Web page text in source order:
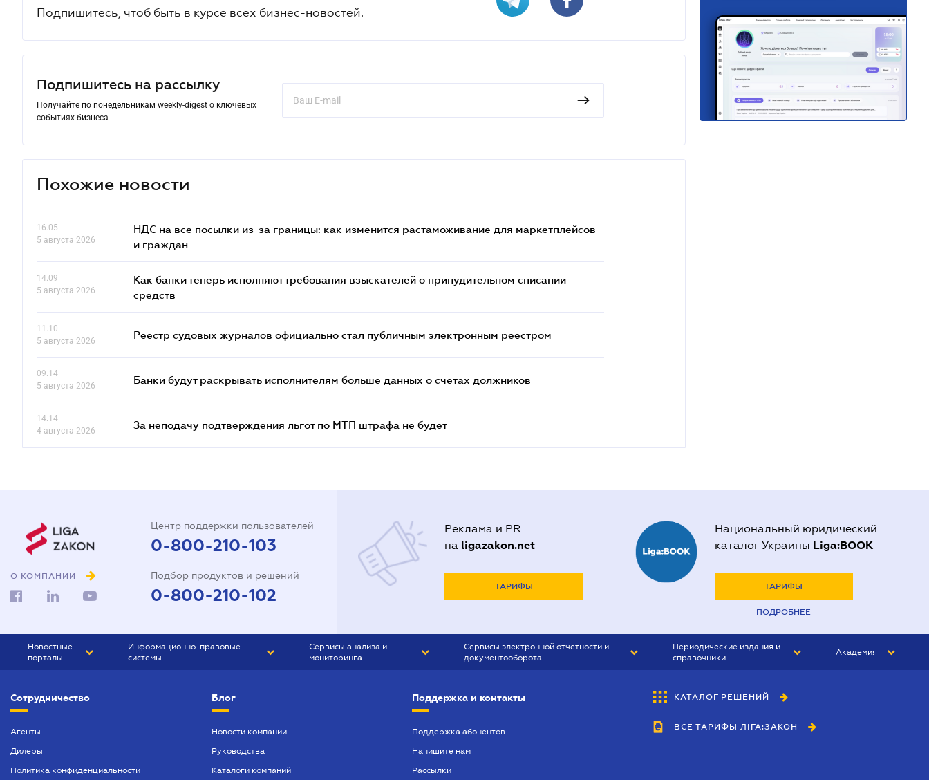
Подпишитесь, чтоб быть в курсе всех бизнес-новостей.
Подпишитесь на рассылку
Получайте по понедельникам weekly-digest о ключевых
событиях бизнеса
Похожие новости
16.05
5 августа 2026
НДС на все посылки из-за границы: как изменится растаможивание для маркетплейсов
и граждан
14.09
5 августа 2026
Как банки теперь исполняют требования взыскателей о принудительном списании
средств
11.10
5 августа 2026
Реестр судовых журналов официально стал публичным электронным реестром
09.14
5 августа 2026
Банки будут раскрывать исполнителям больше данных о счетах должников
14.14
4 августа 2026
За неподачу подтверждения льгот по МТП штрафа не будет
О КОМПАНИИ
Центр поддержки пользователей
0-800-210-103
Подбор продуктов и решений
0-800-210-102
Реклама и PR
на ligazakon.net
ТАРИФЫ
Национальный юридический
каталог Украины Liga:BOOK
ТАРИФЫ
ПОДРОБНЕЕ
Новостные
порталы
БИЗНЕС
Информационно-правовые
системы
БУХГАЛТЕР ПРОФ
ЮРИСТ ПРОФ
Сервисы анализа и
мониторинга
Сервисы электронной отчетности и
документооборота
Периодические издания и
справочники
БУХГАЛТЕР&ЗАКОН
ВЕСТНИК МСФО
Академия
Сотрудничество
Агенты
Дилеры
Политика конфиденциальности
Блог
Новости компании
Руководства
Каталоги компаний
Поддержка и контакты
Поддержка абонентов
Напишите нам
Рассылки
КАТАЛОГ РЕШЕНИЙ
ВСЕ ТАРИФЫ ЛІГА:ЗАКОН